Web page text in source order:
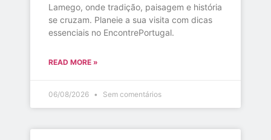
Lamego, onde tradição, paisagem e história
se cruzam. Planeie a sua visita com dicas
essenciais no EncontrePortugal.
READ MORE »
06/08/2026 Sem comentários